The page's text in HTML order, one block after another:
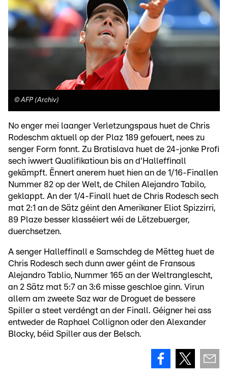
©AFP (Archiv)
No enger mei laanger Verletzungspaus huet de Chris
Rodeschm aktuell op der Plaz 189 gefouert, nees zu
senger Form fonnt. Zu Bratislava huet de 24-jonke Profi
sech iwwert Qualifikatioun bis an d'Halleffinall
gekämpft. Ënnert anerem huet hien an de 1/16-Finallen
Nummer 82 op der Welt, de Chilen Alejandro Tabilo,
geklappt. An der 1/4-Finall huet de Chris Rodesch sech
mat 2:1 an de Sätz géint den Amerikaner Eliot Spizzirri,
89 Plaze besser klasséiert wéi de Lëtzebuerger,
duerchsetzen.
A senger Halleffinall e Samschdeg de Mëtteg huet de
Chris Rodesch sech dunn awer géint de Fransous
Alejandro Tablio, Nummer 165 an der Weltranglescht,
an 2 Sätz mat 5:7 an 3:6 misse geschloe ginn. Virun
allem am zweete Saz war de Droguet de bessere
Spiller a steet verdéngt an der Finall. Géigner hei ass
entweder de Raphael Collignon oder den Alexander
Blocky, béid Spiller aus der Belsch.